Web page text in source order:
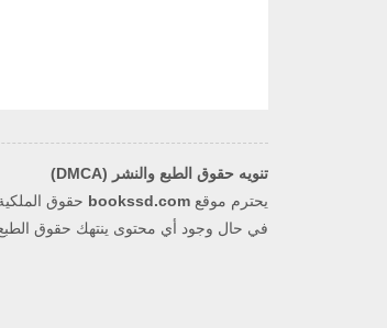
تنويه حقوق الطبع والنشر (DMCA)
يحترم موقع bookssd.com
في حال وجود أي محتوى ينتهك حقوق الطبع